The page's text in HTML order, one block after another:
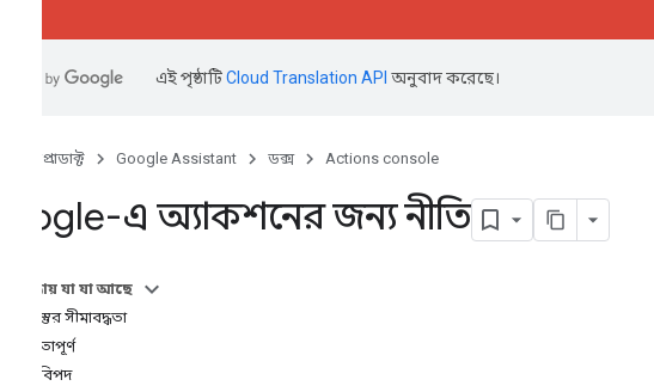
এই পৃষ্ঠাটিCloud Translation API অনুবাদ করেছে।
প্রোডাক্ট Google Assistant ডক্স Actions console
Google-এ অ্যাকশনের জন্য নীতি
এই পৃষ্ঠায় যা যা আছে
বিষয়বস্তুর সীমাবদ্ধতা
যৌনতাপূর্ণ
শিশু বিপদ